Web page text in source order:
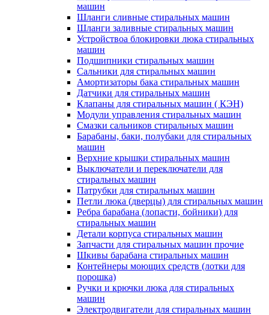
машин
Шланги сливные стиральных машин
Шланги заливные стиральных машин
Устройствоа блокировки люка стиральных
машин
Подшипники стиральных машин
Сальники для стиральных машин
Амортизаторы бака стиральных машин
Датчики для стиральных машин
Клапаны для стиральных машин ( КЭН)
Модули управления стиральных машин
Смазки сальников стиральных машин
Барабаны, баки, полубаки для стиральных
машин
Верхние крышки стиральных машин
Выключатели и переключатели для
стиральных машин
Патрубки для стиральных машин
Петли люка (дверцы) для стиральных машин
Ребра барабана (лопасти, бойники) для
стиральных машин
Детали корпуса стиральных машин
Запчасти для стиральных машин прочие
Шкивы барабана стиральных машин
Контейнеры моющих средств (лотки для
порошка)
Ручки и крючки люка для стиральных
машин
Электродвигатели для стиральных машин